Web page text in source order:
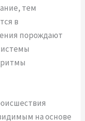
тем
в
порождают
на основе